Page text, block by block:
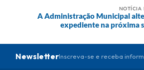
NOTÍCIA
A Administração Municipal
expediente na próxima
NewsletterInscreva-se e receba